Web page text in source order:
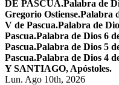
DE PASCUA.Palabra de
Gregorio Ostiense.Palabra
V de Pascua.Palabra de
Pascua.Palabra de Dios 6
Pascua.Palabra de Dios 5
Pascua.Palabra de Dios 4
Y SANTIAGO, Apóstoles.
Lun. Ago 10th, 2026